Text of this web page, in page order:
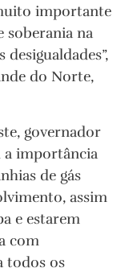
importante
soberania na
do Norte,
governador
a importância
de gás
assim
e estarem
com
todos os